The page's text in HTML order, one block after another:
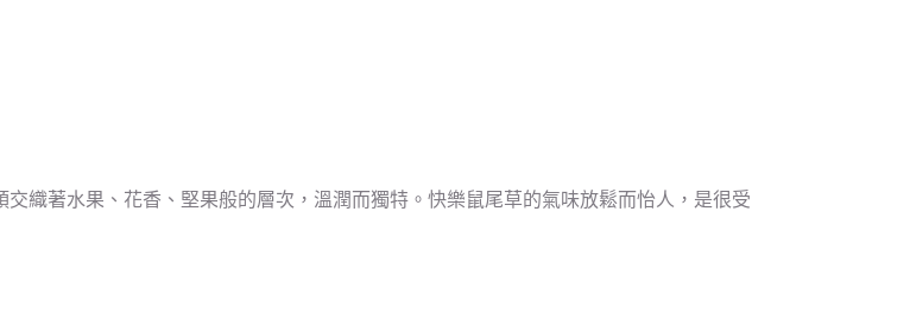
織著水果、花香、堅果般的層次，溫潤而獨特。快樂鼠尾草的氣味放鬆而怡人，是很受